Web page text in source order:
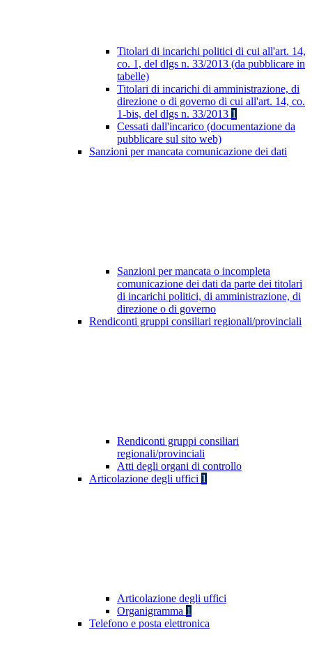
Titolari di incarichi politici di cui all'art. 14,
co. 1, del dlgs n. 33/2013 (da pubblicare in
tabelle)
Titolari di incarichi di amministrazione, di
direzione o di governo di cui all'art. 14, co.
1-bis, del dlgs n. 33/2013 1
Cessati dall'incarico (documentazione da
pubblicare sul sito web)
Sanzioni per mancata comunicazione dei dati
Sanzioni per mancata o incompleta
comunicazione dei dati da parte dei titolari
di incarichi politici, di amministrazione, di
direzione o di governo
Rendiconti gruppi consiliari regionali/provinciali
Rendiconti gruppi consiliari
regionali/provinciali
Atti degli organi di controllo
Articolazione degli uffici 1
Articolazione degli uffici
Organigramma 1
Telefono e posta elettronica